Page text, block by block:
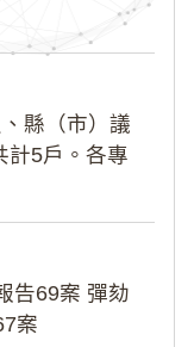
縣（市）議
計5戶。各專
告69案 彈劾
案